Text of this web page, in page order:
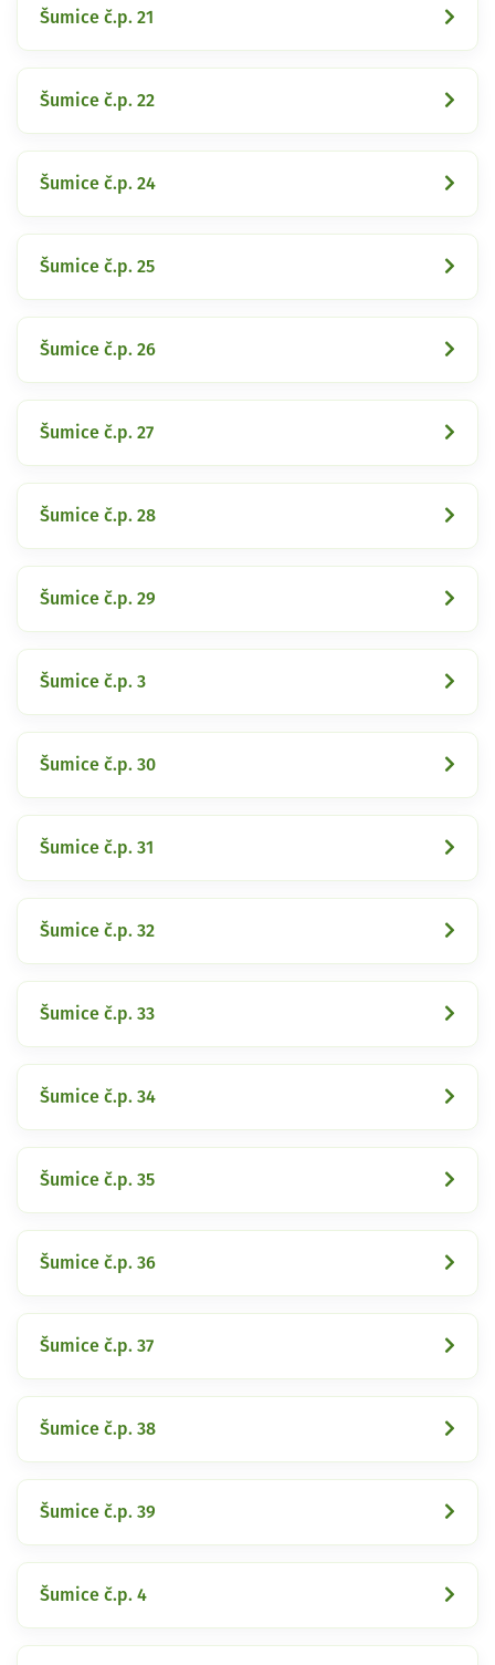
Šumice č.p. 21
Šumice č.p. 22
Šumice č.p. 24
Šumice č.p. 25
Šumice č.p. 26
Šumice č.p. 27
Šumice č.p. 28
Šumice č.p. 29
Šumice č.p. 3
Šumice č.p. 30
Šumice č.p. 31
Šumice č.p. 32
Šumice č.p. 33
Šumice č.p. 34
Šumice č.p. 35
Šumice č.p. 36
Šumice č.p. 37
Šumice č.p. 38
Šumice č.p. 39
Šumice č.p. 4